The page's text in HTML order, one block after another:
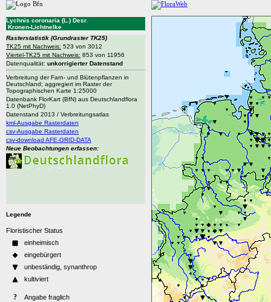
Lychnis coronaria (L.) Desr.
Kronen-Lichtnelke
Rasterstatistik (Grundraster TK25)
TK25 mit Nachweis: 523 von 3012
Viertel-TK25 mit Nachweis: 853 von 11956
Datenqualität: unkorrigierter Datenstand
Verbreitung der Farn- und Blütenpflanzen in
Deutschland; aggregiert im Raster der
Topographischen Karte 1:25000
Datenbank FlorKart (BfN) aus Deutschlandflora
1.0 (NetPhyD)
Datenstand 2013 / Verbreitungsatlas
kml-Ausgabe Rasterdaten
csv-Ausgabe Rasterdaten
csv-download AFE-GRID-DATA
Neue Beobachtungen erfassen:
Legende